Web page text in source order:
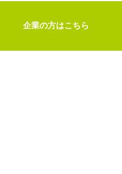
企業の方はこちら